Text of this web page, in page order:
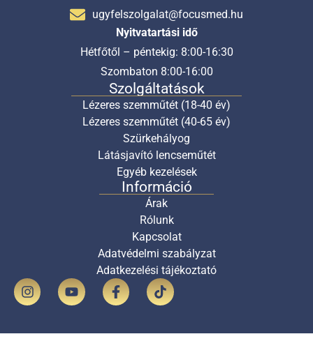
ugyfelszolgalat@focusmed.hu
Nyitvatartási idő
Hétfőtől – péntekig: 8:00-16:30
Szombaton 8:00-16:00
Szolgáltatások
Lézeres szemműtét (18-40 év)
Lézeres szemműtét (40-65 év)
Szürkehályog
Látásjavító lencseműtét
Egyéb kezelések
Információ
Árak
Rólunk
Kapcsolat
Adatvédelmi szabályzat
Adatkezelési tájékoztató